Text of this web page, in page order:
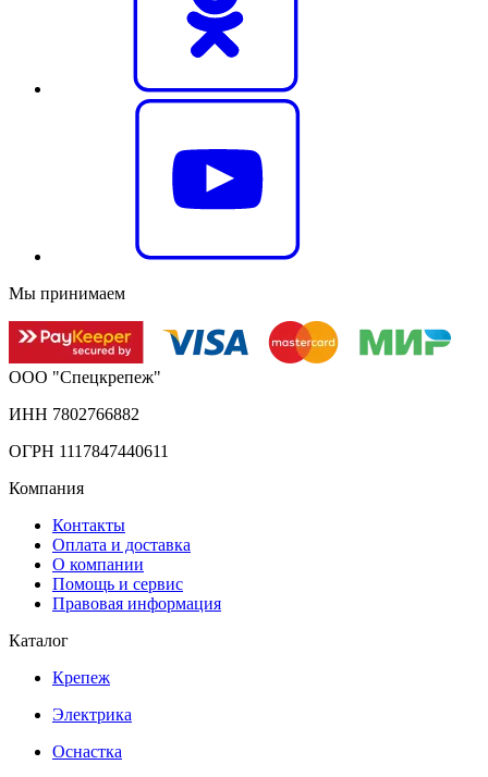
Мы принимаем
ООО "Спецкрепеж"
ИНН 7802766882
ОГРН 1117847440611
Компания
Контакты
Оплата и доставка
О компании
Помощь и сервис
Правовая информация
Каталог
Крепеж
Электрика
Оснастка